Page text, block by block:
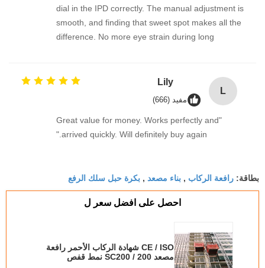
dial in the IPD correctly. The manual adjustment is
smooth, and finding that sweet spot makes all the
difference. No more eye strain during long
fantastic once you dial in the IPD correctly. The
manual adjustment is smooth, and finding that
sweet spot makes all the difference. No more eye
strain during long sessions. Highly recommend
taking the time to set it up properly!""The Pico 4's
finding that sweet spot makes all the difference.
No more eye strain during long sessions. Highly
recommend taking the time to set it up
once you dial in the IPD correctly. The manual
adjustment is smooth, and finding that sweet spot
makes all the difference. No more eye strain
L
Lily
مفيد (666)
"Great value for money. Works perfectly and
arrived quickly. Will definitely buy again."
بطاقة: رافعة الركاب , بناء مصعد , بكرة حبل سلك الرفع
احصل على افضل سعر ل
CE / ISO شهادة الركاب الأحمر رافعة
مصعد SC200 / 200 نمط قفص